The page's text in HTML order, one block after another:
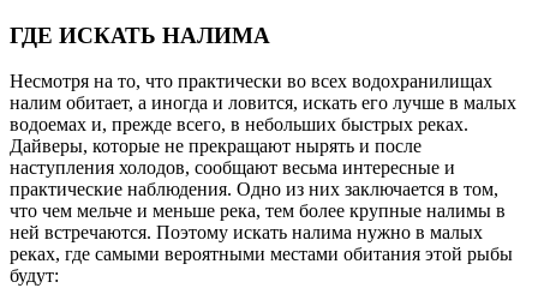
ГДЕ ИСКАТЬ НАЛИМА
Несмотря на то, что практически во всех водохранилищах
налим обитает, а иногда и ловится, искать его лучше в малых
водоемах и, прежде всего, в небольших быстрых реках.
Дайверы, которые не прекращают нырять и после
наступления холодов, сообщают весьма интересные и
практические наблюдения. Одно из них заключается в том,
что чем мельче и меньше река, тем более крупные налимы в
ней встречаются. Поэтому искать налима нужно в малых
реках, где самыми вероятными местами обитания этой рыбы
будут: